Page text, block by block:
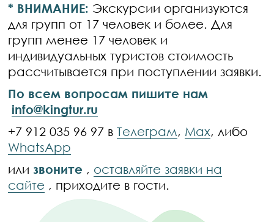
* ВНИМАНИЕ: Экскурсии организуются
для групп от 17 человек и более. Для
групп менее 17 человек и
индивидуальных туристов стоимость
рассчитывается при поступлении заявки.
По всем вопросам пишите нам
info@kingtur.ru
+7 912 035 96 97 вТелеграм, Max, либо
WhatsApp
или звоните , оставляйте заявки на
сайте , приходите в гости.